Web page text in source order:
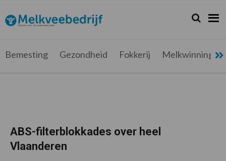
de
hoofdnavigatie
de
hoofd
de
eerste
de
voettekst
Melkveebedrijf.be
Nieuws
melkveehouder
Zoeken...
Zoek
Bemesting Gezondheid Fokkerij Melkwinning
ABS-filterblokkades over heel
Vlaanderen